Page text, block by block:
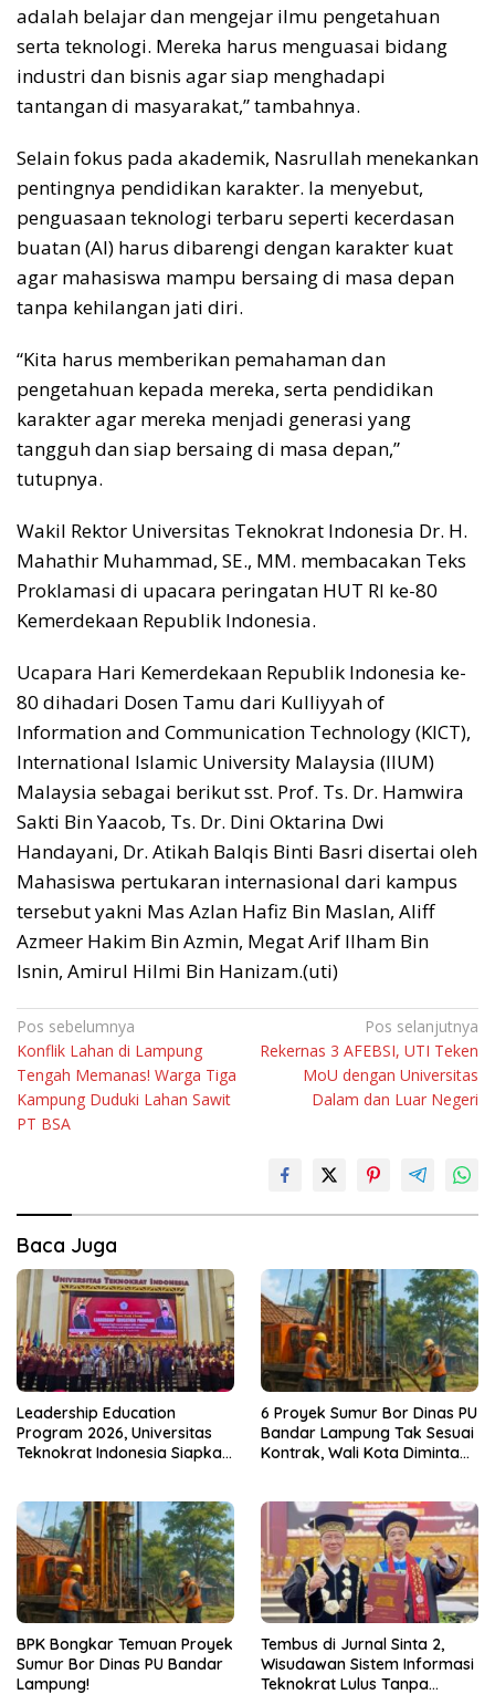
adalah belajar dan mengejar ilmu pengetahuan
serta teknologi. Mereka harus menguasai bidang
industri dan bisnis agar siap menghadapi
tantangan di masyarakat,” tambahnya.
Selain fokus pada akademik, Nasrullah menekankan
pentingnya pendidikan karakter. Ia menyebut,
penguasaan teknologi terbaru seperti kecerdasan
buatan (AI) harus dibarengi dengan karakter kuat
agar mahasiswa mampu bersaing di masa depan
tanpa kehilangan jati diri.
“Kita harus memberikan pemahaman dan
pengetahuan kepada mereka, serta pendidikan
karakter agar mereka menjadi generasi yang
tangguh dan siap bersaing di masa depan,”
tutupnya.
Wakil Rektor Universitas Teknokrat Indonesia Dr. H.
Mahathir Muhammad, SE., MM. membacakan Teks
Proklamasi di upacara peringatan HUT RI ke-80
Kemerdekaan Republik Indonesia.
Ucapara Hari Kemerdekaan Republik Indonesia ke-
80 dihadari Dosen Tamu dari Kulliyyah of
Information and Communication Technology (KICT),
International Islamic University Malaysia (IIUM)
Malaysia sebagai berikut sst. Prof. Ts. Dr. Hamwira
Sakti Bin Yaacob, Ts. Dr. Dini Oktarina Dwi
Handayani, Dr. Atikah Balqis Binti Basri disertai oleh
Mahasiswa pertukaran internasional dari kampus
tersebut yakni Mas Azlan Hafiz Bin Maslan, Aliff
Azmeer Hakim Bin Azmin, Megat Arif Ilham Bin
Isnin, Amirul Hilmi Bin Hanizam.(uti)
Navigasi
pos
Pos sebelumnya
Konflik Lahan di Lampung
Tengah Memanas! Warga Tiga
Kampung Duduki Lahan Sawit
PT BSA
Pos selanjutnya
Rekernas 3 AFEBSI, UTI Teken
MoU dengan Universitas
Dalam dan Luar Negeri
Baca Juga
Leadership Education
Program 2026, Universitas
Teknokrat Indonesia Siapkan
6 Proyek Sumur Bor Dinas PU
Bandar Lampung Tak Sesuai
Kontrak, Wali Kota Diminta
BPK Bongkar Temuan Proyek
Sumur Bor Dinas PU Bandar
Lampung!
Tembus di Jurnal Sinta 2,
Wisudawan Sistem Informasi
Teknokrat Lulus Tanpa